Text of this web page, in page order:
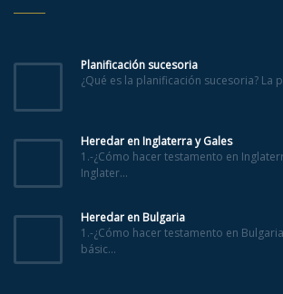
Planificación sucesoria
¿Qué es la planificación sucesoria? La
Heredar en Inglaterra y Gales
1.-¿Cómo hacer testamento en
Inglater...
Heredar en Bulgaria
1.-¿Cómo hacer testamento en
básic...